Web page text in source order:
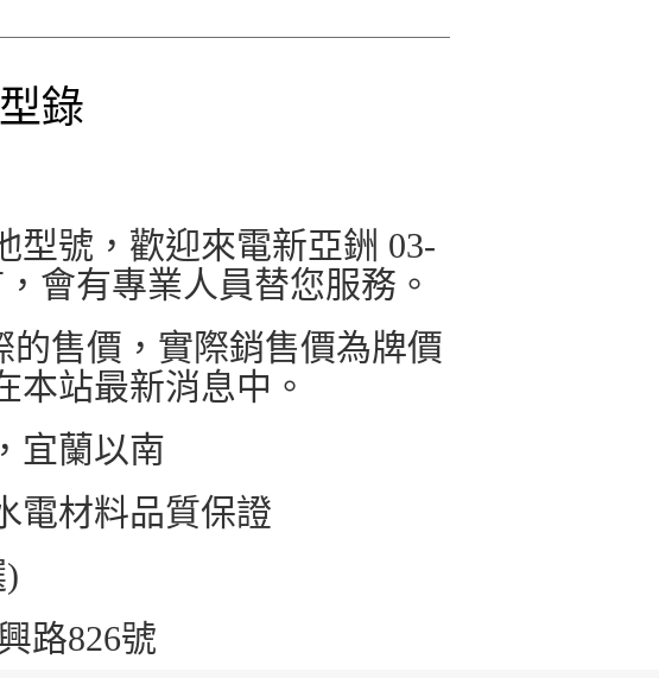
錄
型號，歡迎來電新亞銂 03-
會有專業人員替您服務。
售價，實際銷售價為牌價
本站最新消息中。
宜蘭以南
電材料品質保證
路826號